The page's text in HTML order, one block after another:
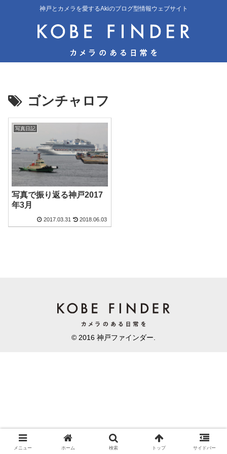
神戸とカメラを愛するAkiのブログ型情報ウェブサイト
ゴンチャロフ
写真日記
写真で振り返る神戸2017
年3月
2017.03.31 2018.06.03
© 2016 神戸ファインダー.
メニュー ホーム 検索 トップ サイドバー